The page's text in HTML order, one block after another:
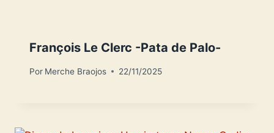
François Le Clerc -Pata de Palo-
Por Merche Braojos 22/11/2025